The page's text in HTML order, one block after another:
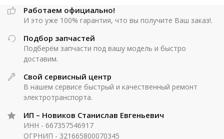
Работаем официально!
И это уже 100% гарантия, что вы получите Ваш заказ!.
Подбор запчастей
Подберём запчасти под вашу модель и быстро
доставим.
Свой сервисный центр
В нашем сервисе быстрый и качественный ремонт
электротранспорта.
ИП – Новиков Станислав Евгеньевич
ИНН - 667357546917
ОГРНИП - 321665800070345